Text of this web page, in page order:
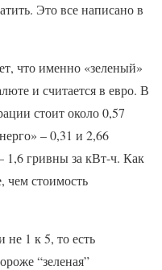
Это все написано в
что именно «зеленый»
и считается в евро. В
стоит около 0,57
– 0,31 и 2,66
гривны за кВт-ч. Как
чем стоимость
не 1 к 5, то есть
“зеленая”